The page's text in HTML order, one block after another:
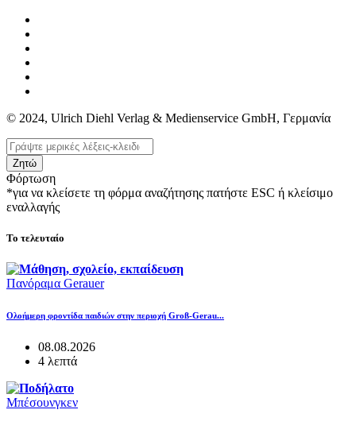
© 2024, Ulrich Diehl Verlag & Medienservice GmbH, Γερμανία
Ζητώ
Φόρτωση
*για να κλείσετε τη φόρμα αναζήτησης πατήστε ESC ή κλείσιμο
εναλλαγής
Το τελευταίο
Πανόραμα Gerauer
Ολοήμερη φροντίδα παιδιών στην περιοχή Groß-Gerau...
08.08.2026
4 λεπτά
Μπέσουνγκεν